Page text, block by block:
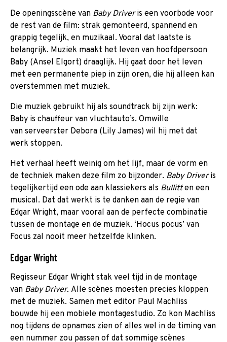
De openingsscène van Baby Driveris een voorbode voor
de rest van de film: strak gemonteerd, spannend en
grappig tegelijk, en muzikaal. Vooral dat laatste is
belangrijk. Muziek maakt het leven van hoofdpersoon
Baby (Ansel Elgort) draaglijk. Hij gaat door het leven
met een permanente piep in zijn oren, die hij alleen kan
overstemmen met muziek.
Die muziek gebruikt hij als soundtrack bij zijn werk:
Baby is chauffeur van vluchtauto’s. Omwille
van serveerster Debora (Lily James) wil hij met dat
werk stoppen.
Het verhaal heeft weinig om het lijf, maar de vorm en
de techniek maken deze film zo bijzonder. Baby Driveris
tegelijkertijd een ode aan klassiekers als Bullitten een
musical. Dat dat werkt is te danken aan de regie van
Edgar Wright, maar vooral aan de perfecte combinatie
tussen de montage en de muziek. ‘Hocus pocus’ van
Focus zal nooit meer hetzelfde klinken.
Edgar Wright
Regisseur Edgar Wright stak veel tijd in de montage
van Baby Driver. Alle scènes moesten precies kloppen
met de muziek. Samen met editor Paul Machliss
bouwde hij een mobiele montagestudio. Zo kon Machliss
nog tijdens de opnames zien of alles wel in de timing van
een nummer zou passen of dat sommige scènes